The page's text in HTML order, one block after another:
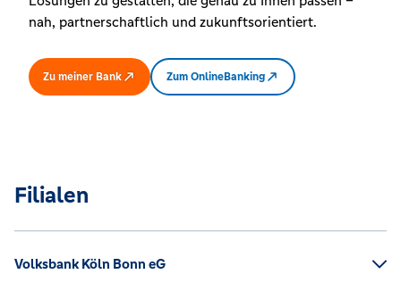
nah, partnerschaftlich und zukunftsorientiert.
Zu meiner Bank Zum OnlineBanking
Filialen
Volksbank Köln Bonn eG